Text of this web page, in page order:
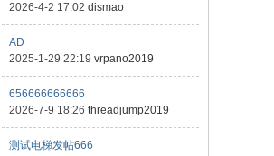
2026-4-2 17:02 dismao
AD
2025-1-29 22:19 vrpano2019
656666666666
2026-7-9 18:26 threadjump2019
测试电梯发帖666